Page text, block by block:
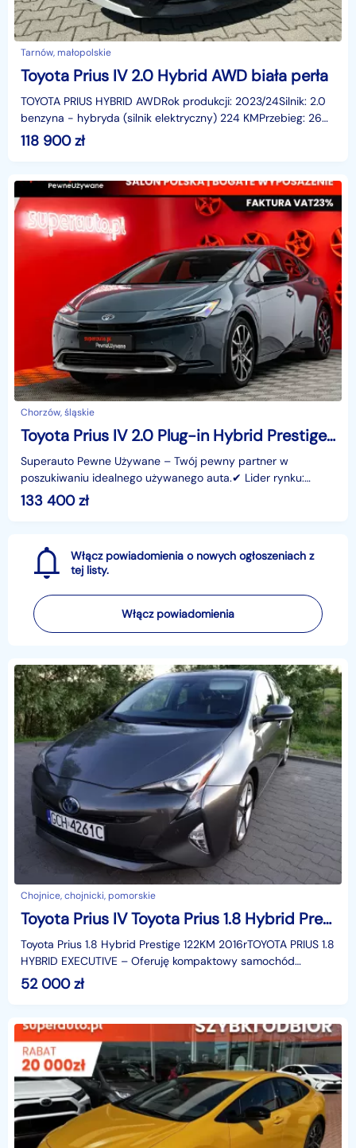
Tarnów, małopolskie
Toyota Prius IV 2.0 Hybrid AWD biała perła
TOYOTA PRIUS HYBRID AWDRok produkcji: 2023/24Silnik: 2.0
benzyna - hybryda (silnik elektryczny) 224 KMPrzebieg: 26
723 kmSkrzynia automatyczna- tryb jazdy /spor
118 900zł
Chorzów, śląskie
Toyota Prius IV 2.0 Plug-in Hybrid Prestige 2.0 Plug-in Hybrid Prestige 223KM
Superauto Pewne Używane – Twój pewny partner w
poszukiwaniu idealnego używanego auta.✔ Lider rynku:
Jesteśmy liderem sprzedaży i finansowania nowych
samochodów
133 400zł
Włącz powiadomienia o nowych ogłoszeniach z
tej listy.
Włącz powiadomienia
Chojnice, chojnicki, pomorskie
Toyota Prius IV Toyota Prius 1.8 Hybrid Prestige 122KM 2016r
Toyota Prius 1.8 Hybrid Prestige 122KM 2016rTOYOTA PRIUS 1.8
HYBRID EXECUTIVE – Oferuję kompaktowy samochód
hybrydowy z 2016 roku, łączący oszczędność paliwa z
52 000zł